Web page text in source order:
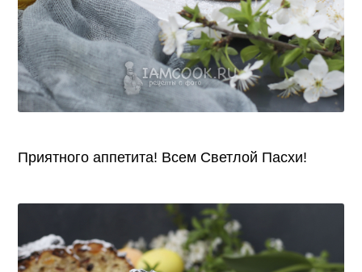
Приятного аппетита! Всем Светлой Пасхи!